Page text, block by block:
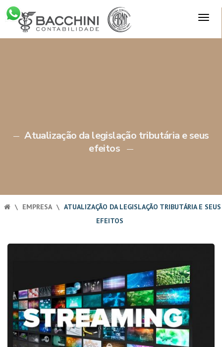
Skip
to
content
×
Atualização da legislação tributária e seus
efeitos
\ EMPRESA \ ATUALIZAÇÃO DA LEGISLAÇÃO TRIBUTÁRIA E SEUS
EFEITOS